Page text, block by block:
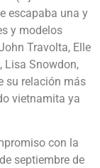
escapaba una y
y modelos
Travolta, Elle
Lisa Snowdon,
su relación más
vietnamita ya
con la
septiembre de